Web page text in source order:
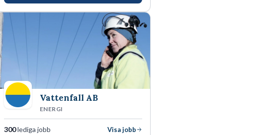
Vattenfall AB
ENERGI
300lediga jobb
Visa jobb